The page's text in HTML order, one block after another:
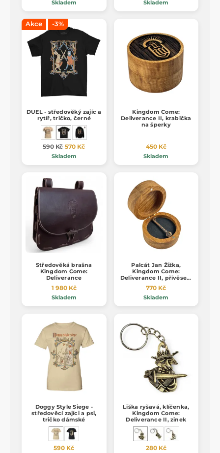
Skladem Skladem
Akce -3%
DUEL - středověký zajíc a
rytíř, tričko, černé
590 Kč 570 Kč
Skladem
Kingdom Come:
Deliverance II, krabička
na šperky
450 Kč
Skladem
Středověká brašna
Kingdom Come:
Deliverance
1 980 Kč
Skladem
Palcát Jan Žižka,
Kingdom Come:
Deliverance II, přívěsek,
bronz
770 Kč
Skladem
Doggy Style Siege -
středověcí zajíci a psi,
tričko dámské
590 Kč
Liška ryšavá, klíčenka,
Kingdom Come:
Deliverance II, zinek
280 Kč